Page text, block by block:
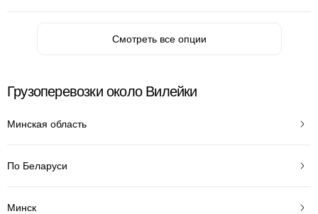
Смотреть все опции
Грузоперевозки около Вилейки
Минская область
По Беларуси
Минск